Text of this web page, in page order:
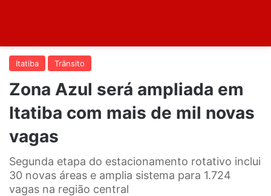
Itatiba Trânsito
Zona Azul será ampliada em
Itatiba com mais de mil novas
vagas
Segunda etapa do estacionamento rotativo inclui
30 novas áreas e amplia sistema para 1.724
vagas na região central